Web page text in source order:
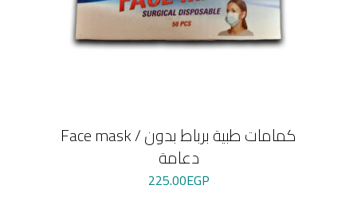
Face mask / كمامات طبية برباط بدون
دعامة
225.00EGP